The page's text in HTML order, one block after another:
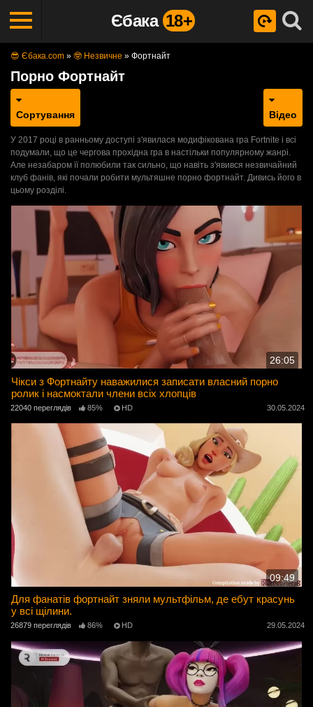
Єбака 18+
😎 Єбака.com » 🤓 Незвичне » Фортнайт
Порно Фортнайт
Сортування Відео
У 2017 році в ранньому доступі з'явилася модифікована гра Fortnite і всі
подумали, що це чергова прохідна гра в настільки популярному жанрі.
Але незабаром її полюбили так сильно, що навіть з'явився незвичайний
клуб фанів, які почали робити мультяшне порно фортнайт. Дивись його в
цьому розділі.
26:05
Чікси з Фортнайту наважилися записати власний порно
ролик і насмоктали члени всіх хлопців
22040 переглядів 85% HD 30.05.2024
09:49
Для фанатів фортнайт зняли мультфільм, де ебут красунь
у всі щілини.
26879 переглядів 86% HD 29.05.2024